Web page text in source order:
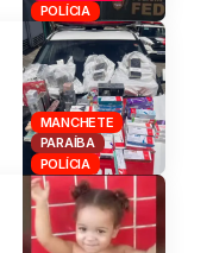
POLÍCIA
MANCHETE
PARAÍBA
POLÍCIA